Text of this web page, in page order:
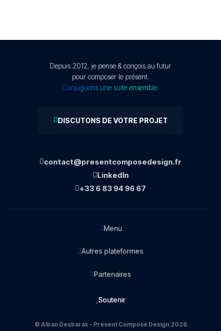
Depuis 2012, je pense & conçois au futur
pour composer le présent.
Conjuguons une suite ensemble.
DISCUTONS DE VOTRE PROJET
contact@presentcomposedesign.fr
LinkedIn
+33 6 83 94 96 67
Menu
Autres plateformes
Partenaires
Soutenir
© Alban Desbarax - Présent Composé Design 2026